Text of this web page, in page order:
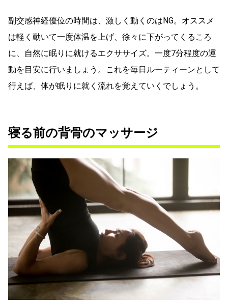
副交感神経優位の時間は、激しく動くのはNG。オススメ
は軽く動いて一度体温を上げ、徐々に下がってくるころ
に、自然に眠りに就けるエクササイズ。一度7分程度の運
動を目安に行いましょう。これを毎日ルーティーンとして
行えば、体が眠りに就く流れを覚えていくでしょう。
寝る前の背骨のマッサージ